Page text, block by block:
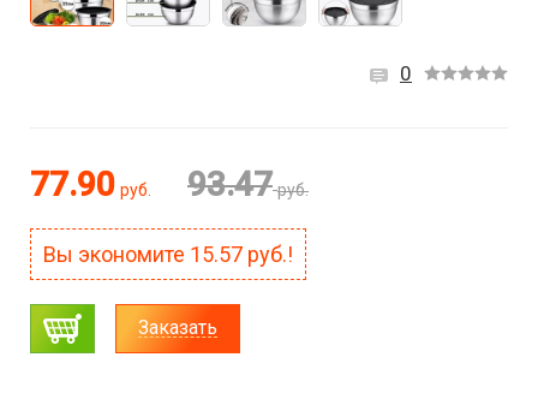
0
77.90 руб. 93.47 руб.
Вы экономите 15.57 руб.!
Заказать